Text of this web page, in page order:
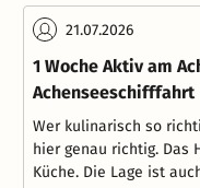
21.07.2026
1 Woche Aktiv am
Achenseeschifffahrt
Wer kulinarisch so
hier genau richtig. Das
Küche. Die Lage ist